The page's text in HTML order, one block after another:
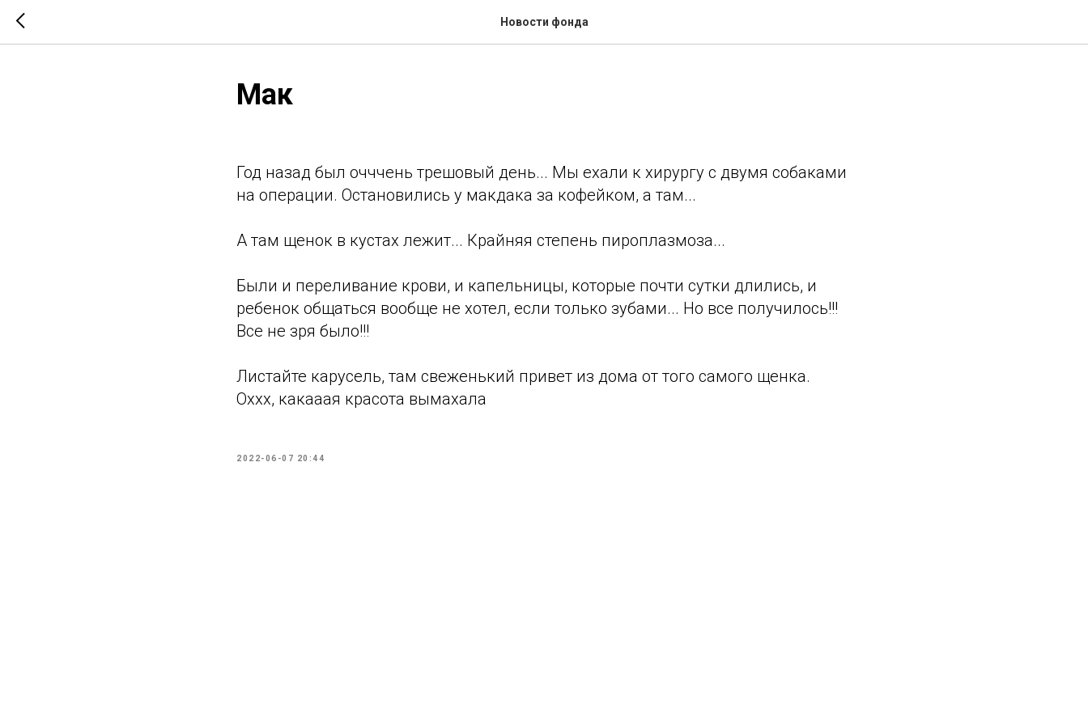
Новости фонда
Мак
Год назад был очччень трешовый день... Мы ехали к хирургу с двумя собаками
на операции. Остановились у макдака за кофейком, а там...
А там щенок в кустах лежит... Крайняя степень пироплазмоза...
Были и переливание крови, и капельницы, которые почти сутки длились, и
ребенок общаться вообще не хотел, если только зубами... Но все получилось!!!
Все не зря было!!!
Листайте карусель, там свеженький привет из дома от того самого щенка.
Оххх, какааая красота вымахала
2022-06-07 20:44